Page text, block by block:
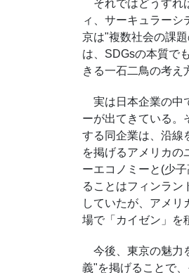
それではどうすれ
ィ、サーキュラー
京は"複数社会の課
は、 SDGsの本質で
きる一石二鳥の考え
実は日本企業の中
ーが出てきている。
する同企業は、沿線
を掲げるアメリカの
ーエコノミーと (少
ることはフィンラン
していたが、アメリ
場で「カイゼン」を
今後、東京の魅力
義"を掲げることで